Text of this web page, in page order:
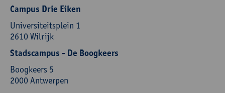
Campus Drie Eiken
Universiteitsplein 1
2610 Wilrijk
Stadscampus - De Boogkeers
Boogkeers 5
2000 Antwerpen